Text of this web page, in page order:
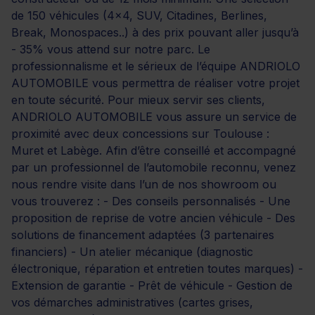
de 150 véhicules (4x4, SUV, Citadines, Berlines,
Break, Monospaces..) à des prix pouvant aller jusqu’à
- 35% vous attend sur notre parc. Le
professionnalisme et le sérieux de l’équipe ANDRIOLO
AUTOMOBILE vous permettra de réaliser votre projet
en toute sécurité. Pour mieux servir ses clients,
ANDRIOLO AUTOMOBILE vous assure un service de
proximité avec deux concessions sur Toulouse :
Muret et Labège. Afin d’être conseillé et accompagné
par un professionnel de l’automobile reconnu, venez
nous rendre visite dans l’un de nos showroom ou
vous trouverez : - Des conseils personnalisés - Une
proposition de reprise de votre ancien véhicule - Des
solutions de financement adaptées (3 partenaires
financiers) - Un atelier mécanique (diagnostic
électronique, réparation et entretien toutes marques) -
Extension de garantie - Prêt de véhicule - Gestion de
vos démarches administratives (cartes grises,